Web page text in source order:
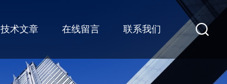
技术文章 在线留言 联系我们